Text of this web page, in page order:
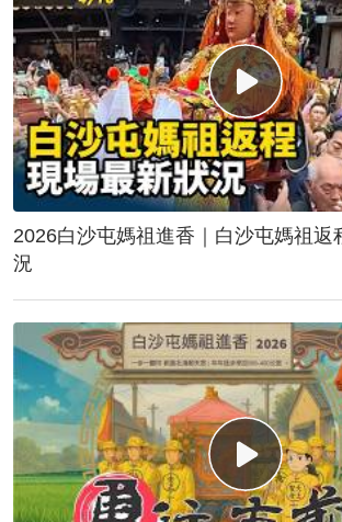
2026白沙屯媽祖進香｜白沙屯媽祖
況